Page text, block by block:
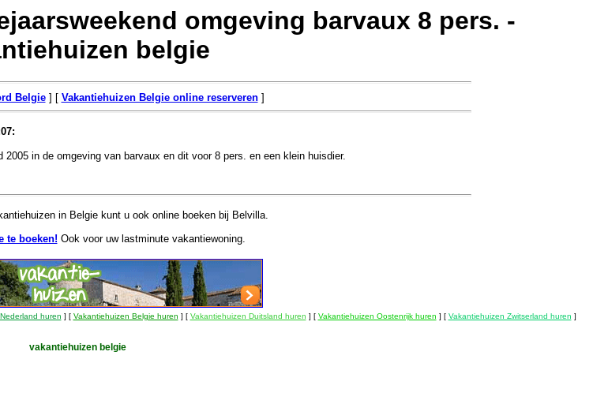
omgeving barvaux 8 pers. -
belgie
Belgie] [ Vakantiehuizen Belgie online reserveren]
in de omgeving van barvaux en dit voor 8 pers. en een klein huisdier.
in Belgie kunt u ook online boeken bij Belvilla.
te boeken! Ook voor uw lastminute vakantiewoning.
huren ] [ Vakantiehuizen Belgie huren ] [ Vakantiehuizen Duitsland huren ] [ Vakantiehuizen Oostenrijk huren ] [ Vakantiehuizen Zwitserland huren ]
vakantiehuizen belgie